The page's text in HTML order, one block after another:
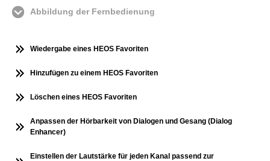
Abbildung der Fernbedienung
Wiedergabe eines HEOS Favoriten
Hinzufügen zu einem HEOS Favoriten
Löschen eines HEOS Favoriten
Anpassen der Hörbarkeit von Dialogen und Gesang (Dialog
Enhancer)
Einstellen der Lautstärke für jeden Kanal passend zur